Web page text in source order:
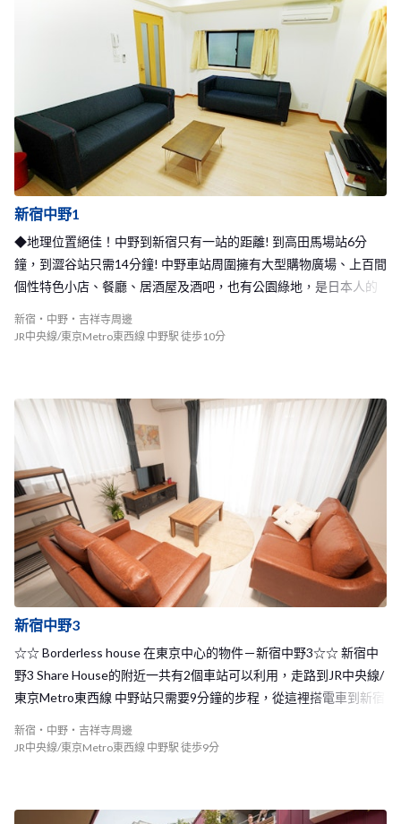
能夠擁有自己的私人空間，歡迎將到東京展開新生活的你加入我們
新宿中野1
◆地理位置絕佳！中野到新宿只有一站的距離! 到高田馬場站6分
鐘，到澀谷站只需14分鐘! 中野車站周圍擁有大型購物廣場、上百間
個性特色小店、餐廳、居酒屋及酒吧，也有公園綠地，是日本人的
新宿・中野・吉祥寺周邊
JR中央線/東京Metro東西線 中野駅 徒歩10分
新宿中野3
☆☆ Borderless house 在東京中心的物件－新宿中野3☆☆ 新宿中
野3 Share House的附近一共有2個車站可以利用，走路到JR中央線/
東京Metro東西線 中野站只需要9分鐘的步程，從這裡搭電車到新宿
到東京Metro丸之内線的新中野站更只要6分鐘，地理交通位置非常
且客廳有著大投影幕，能夠聚在這裡一起欣賞電影，享受同樂的時
新宿・中野・吉祥寺周邊
JR中央線/東京Metro東西線 中野駅 徒歩9分